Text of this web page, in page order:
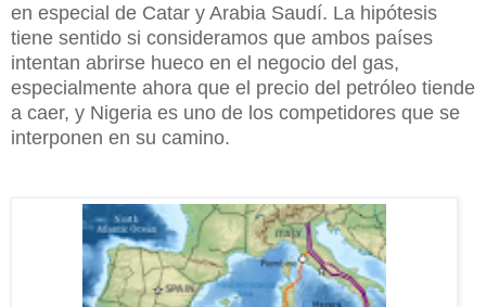
en especial de Catar y Arabia Saudí. La hipótesis
tiene sentido si consideramos que ambos países
intentan abrirse hueco en el negocio del gas,
especialmente ahora que el precio del petróleo tiende
a caer, y Nigeria es uno de los competidores que se
interponen en su camino.